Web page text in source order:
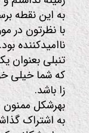
به این نقطه
ناامیدکننده
تنبلی بعنوان
که شما خیلی
زا باشد.
بهرشکل ممنون
به اشتراک